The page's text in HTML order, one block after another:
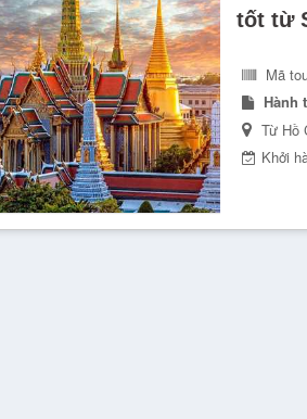
tốt từ
Mã
Hành
Từ Hồ
Khởi